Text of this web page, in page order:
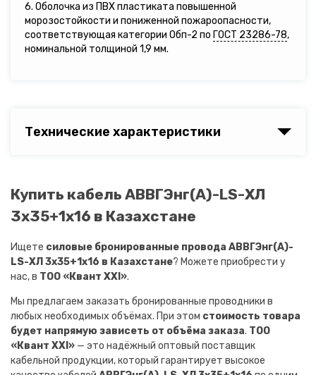
6. Оболочка из ПВХ пластиката повышенной
морозостойкости и пониженной пожароопасности,
соответствующая категории Обп-2 по ГОСТ 23286-78,
номинальной толщиной 1,9 мм.
Технические характеристики
Купить кабель АВВГЭнг(A)-LS-ХЛ
3х35+1х16 в Казахстане
Ищете силовые бронированные провода АВВГЭнг(A)-
LS-ХЛ 3х35+1х16 в Казахстане? Можете приобрести у
нас, в ТОО «Квант XXI».
Мы предлагаем заказать бронированные проводники в
любых необходимых объёмах. При этом стоимость товара
будет напрямую зависеть от объёма заказа. ТОО
«Квант XXI» — это надёжный оптовый поставщик
кабельной продукции, который гарантирует высокое